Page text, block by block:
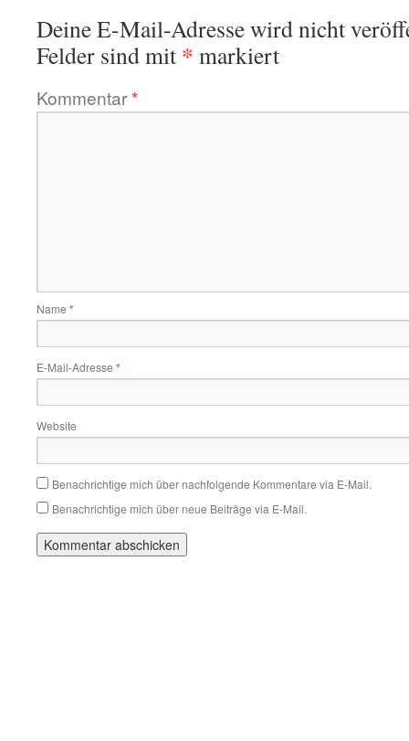
Deine E-Mail-Adresse wird nicht
Felder sind mit * markiert
Kommentar*
Name *
E-Mail-Adresse *
Website
Benachrichtige mich über nachfolgende Kommentare via E-Mail.
Benachrichtige mich über neue Beiträge via E-Mail.